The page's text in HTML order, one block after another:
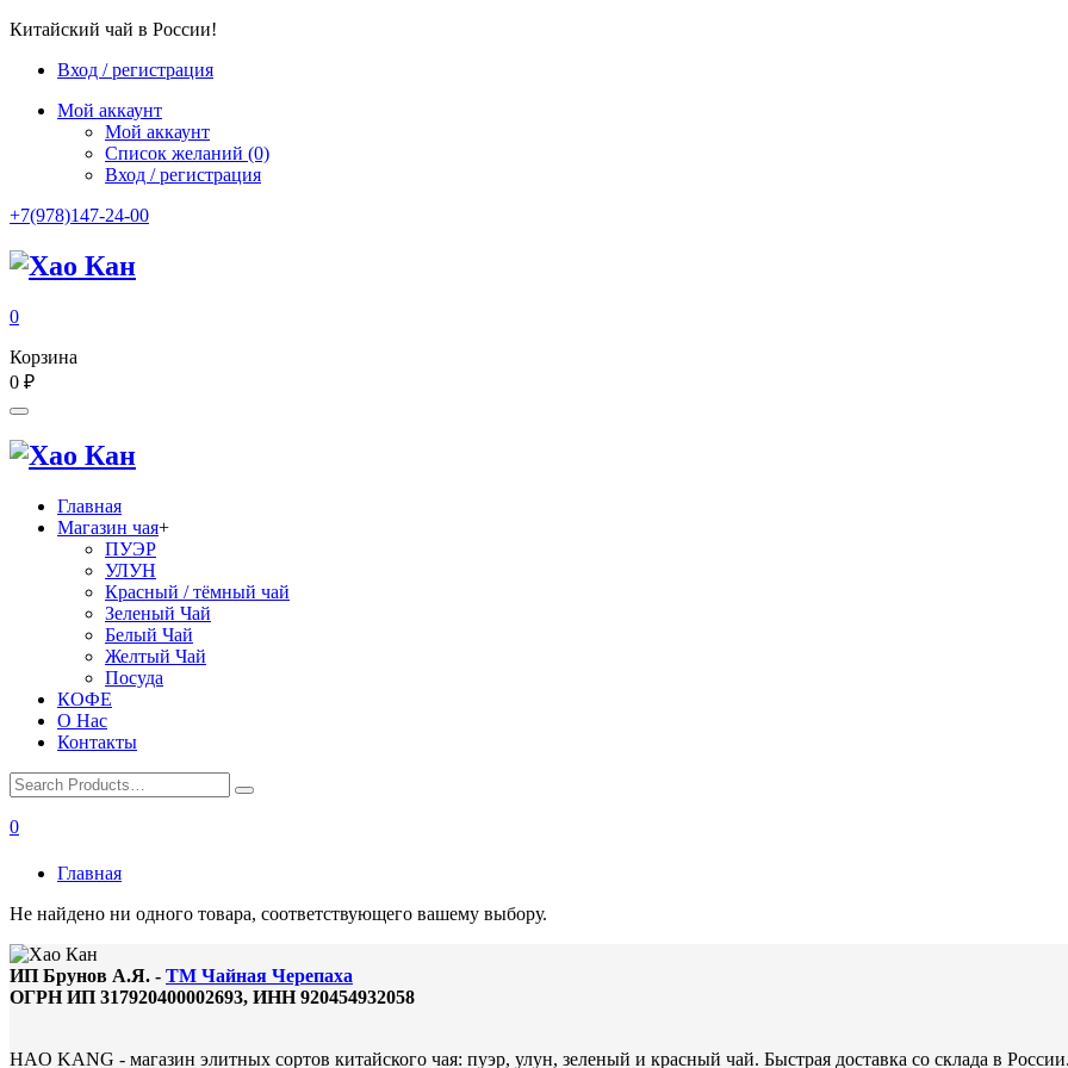
Китайский чай в России!
Вход / регистрация
Мой аккаунт
Мой аккаунт
Список желаний (0)
Вход / регистрация
+7(978)147-24-00
0
Корзина
0 ₽
Главная
Магазин чая+
ПУЭР
УЛУН
Красный / тёмный чай
Зеленый Чай
Белый Чай
Желтый Чай
Посуда
КОФЕ
О Нас
Контакты
0
Главная
Не найдено ни одного товара, соответствующего вашему выбору.
ИП Брунов А.Я. - ТМ Чайная Черепаха
ОГРН ИП 317920400002693, ИНН 920454932058
HAO KANG - магазин элитных сортов китайского чая: пуэр, улун, зеленый и красный чай. Быстрая доставка со склада в